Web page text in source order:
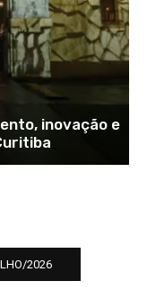
inovação e
2026